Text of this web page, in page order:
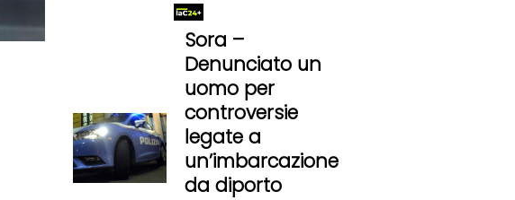
Sora –
Denunciato un
uomo per
controversie
legate a
un’imbarcazione
da diporto